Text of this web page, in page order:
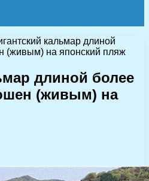
кальмар длиной
(живым) на японский пляж
длиной более
(живым) на